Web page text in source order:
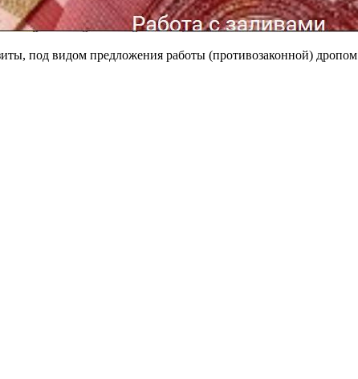
под видом предложения работы (противозаконной) дропом